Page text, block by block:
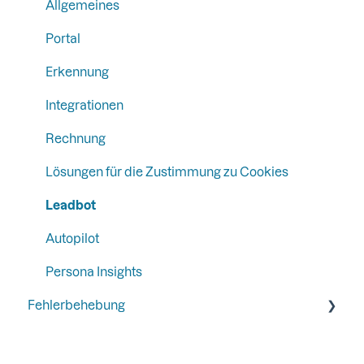
Lead Formulare
Integrationen
Form Tracking
Email Campaign Tracking
Allgemeines
Portal
Erkennung
Integrationen
Rechnung
Lösungen für die Zustimmung zu Cookies
Leadbot
Autopilot
Persona Insights
Fehlerbehebung